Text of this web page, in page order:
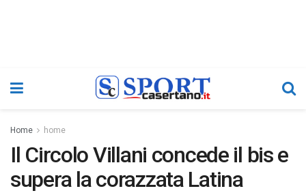
Home home
Il Circolo Villani concede il bis e
supera la corazzata Latina